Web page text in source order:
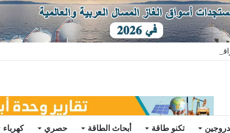
في الخارج
تكنو طاقة أبحاث الطاقة حصري كهرباء